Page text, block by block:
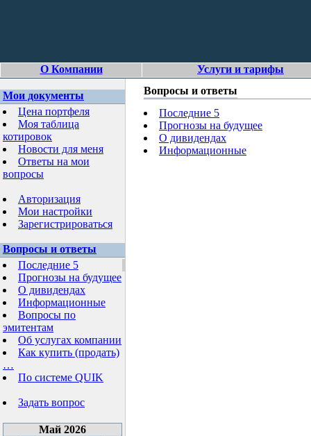
О Компании Услуги и тарифы
Мои документы
Цена портфеля
Моя таблица
котировок
Новости для меня
Ответы на мои
вопросы
Авторизация
Мои настройки
Зарегистрироваться
Вопросы и ответы
Последние 5
Прогнозы на будущее
О дивидендах
Информационные
Вопросы по
эмитентам
Об услугах компании
Как купить (продать)
…
По системе QUIK
Задать вопрос
Май 2026
Вопросы и ответы
Последние 5
Прогнозы на будущее
О дивидендах
Информационные